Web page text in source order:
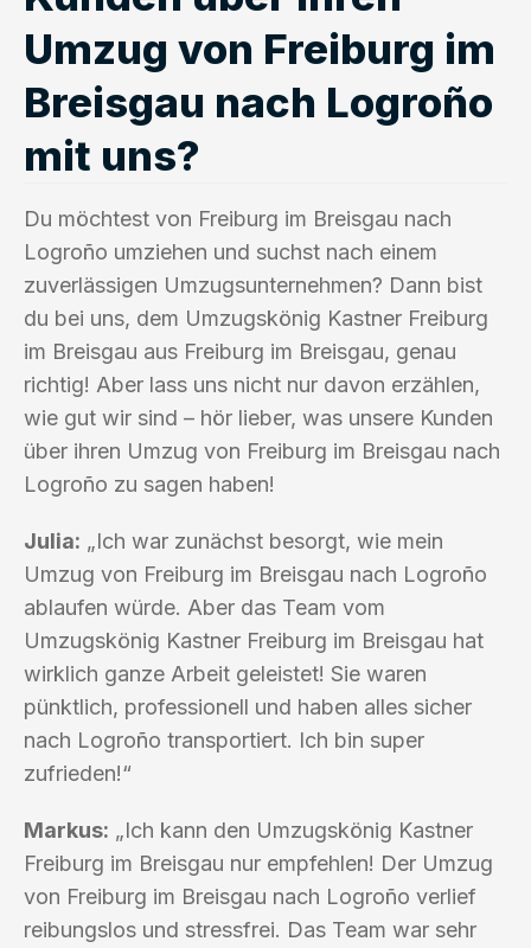
Umzug von Freiburg im
Breisgau nach Logroño
mit uns?
Du möchtest von Freiburg im Breisgau nach
Logroño umziehen und suchst nach einem
zuverlässigen Umzugsunternehmen? Dann bist
du bei uns, dem Umzugskönig Kastner Freiburg
im Breisgau aus Freiburg im Breisgau, genau
richtig! Aber lass uns nicht nur davon erzählen,
wie gut wir sind – hör lieber, was unsere Kunden
über ihren Umzug von Freiburg im Breisgau nach
Logroño zu sagen haben!
Julia: „Ich war zunächst besorgt, wie mein
Umzug von Freiburg im Breisgau nach Logroño
ablaufen würde. Aber das Team vom
Umzugskönig Kastner Freiburg im Breisgau hat
wirklich ganze Arbeit geleistet! Sie waren
pünktlich, professionell und haben alles sicher
nach Logroño transportiert. Ich bin super
zufrieden!“
Markus: „Ich kann den Umzugskönig Kastner
Freiburg im Breisgau nur empfehlen! Der Umzug
von Freiburg im Breisgau nach Logroño verlief
reibungslos und stressfrei. Das Team war sehr